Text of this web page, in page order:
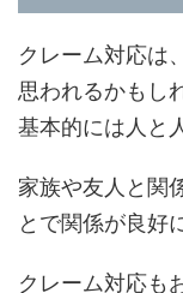
クレーム対応は
思われるかもし
基本的には人と
家族や友人と関
とで関係が良好
クレーム対応も